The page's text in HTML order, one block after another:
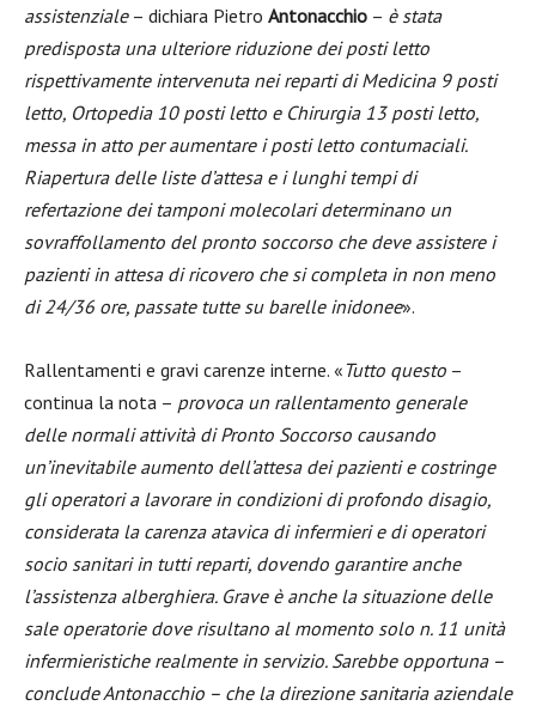
assistenziale– dichiara Pietro Antonacchio – è stata
predisposta una ulteriore riduzione dei posti letto
rispettivamente intervenuta nei reparti di Medicina 9 posti
letto, Ortopedia 10 posti letto e Chirurgia 13 posti letto,
messa in atto per aumentare i posti letto contumaciali.
Riapertura delle liste d’attesa e i lunghi tempi di
refertazione dei tamponi molecolari determinano un
sovraffollamento del pronto soccorso che deve assistere i
pazienti in attesa di ricovero che si completa in non meno
di 24/36 ore, passate tutte su barelle inidonee».
Rallentamenti e gravi carenze interne. « Tutto questo –
continua la nota – provoca un rallentamento generale
delle normali attività di Pronto Soccorso causando
un’inevitabile aumento dell’attesa dei pazienti e costringe
gli operatori a lavorare in condizioni di profondo disagio,
considerata la carenza atavica di infermieri e di operatori
socio sanitari in tutti reparti, dovendo garantire anche
l’assistenza alberghiera. Grave è anche la situazione delle
sale operatorie dove risultano al momento solo n. 11 unità
infermieristiche realmente in servizio. Sarebbe opportuna –
conclude Antonacchio – che la direzione sanitaria aziendale